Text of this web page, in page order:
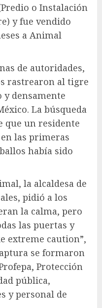
o Instalación
y fue vendido
a Animal
de autoridades,
rastrearon al tigre
y densamente
La búsqueda
que un residente
las primeras
había sido
la alcaldesa de
pidió a los
la calma, pero
las puertas y
extreme caution”,
se formaron
Protección
pública,
y personal de